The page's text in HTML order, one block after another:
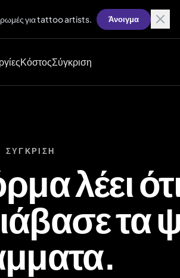
για tattoo artists. Άνοιγμα
ΚόστοςΣύγκριση
ΣΎΓΚΡΙΣΗ
λέει ότι
τα